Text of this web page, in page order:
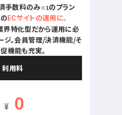
手数料のみ※1のプラン
ECサイトの運用に。
界特化型だから運用に必
ジ。会員管理/決済機能/そ
機能も充実。
利用料
¥ 0